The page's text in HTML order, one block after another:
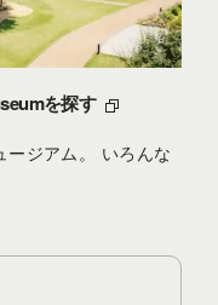
を探す
ジアム。
いろんな